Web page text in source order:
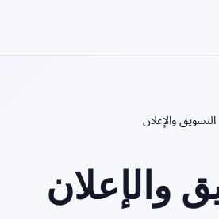
التسويق والإعلان
والإعلان